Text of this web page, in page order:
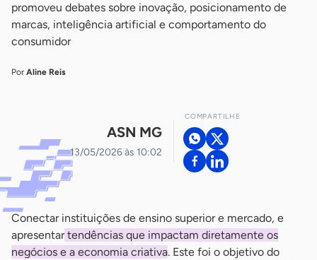
promoveu debates sobre inovação, posicionamento de
marcas, inteligência artificial e comportamento do
consumidor
Por Aline Reis
ASN MG
13/05/2026 às 10:02
COMPARTILHE
Conectar instituições de ensino superior e mercado, e
apresentartendências que impactam diretamente os
negócios e a economia criativa. Este foi o objetivo do